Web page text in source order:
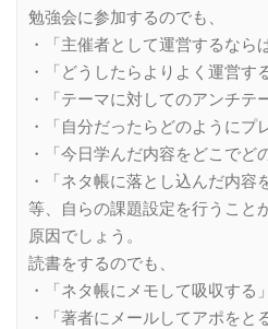
勉強会に参加するのでも、
・「主催者として運営するなら
・「どうしたらよりよく運営す
・「テーマに対してのアンチテ
・「自分だったらどのようにプ
・「今日学んだ内容をどこでど
・「ネタ帳に落とし込んだ内容
等、自らの課題設定を行うこと
原因でしょう。
読書をするのでも、
・「ネタ帳にメモして吸収する」
・「著者にメールしてアポをとる